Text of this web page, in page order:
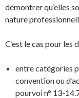
démontrer qu’elles
nature
C’est le cas pour
entre catégories
convention ou
pourvoi n° 13-